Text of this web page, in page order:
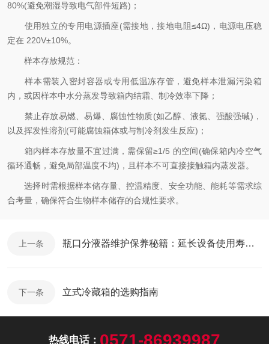
80%(避免潮湿导致电气部件短路)；
使用独立的专用电源插座(需接地，接地电阻≤4Ω)，电源电压稳
定在 220V±10%。
样本存放规范：
样本需装入密封容器或专用低温冻存管，避免样本泄漏污染箱
内，或因样本中水分蒸发导致箱内结霜、制冷效率下降；
禁止存放易燃、易爆、腐蚀性物质(如乙醇、液氮、强酸强碱)，
以及挥发性溶剂(可能腐蚀箱体或与制冷剂发生反应)；
箱内样本存放量不宜过满，需保留≥1/5 的空间(确保箱内冷空气
循环通畅，避免局部温度不均)，且样本不可直接接触箱内蒸发器。
选择时需根据样本储存量、控温精度、安全功能、能耗等需求综
合考量，确保符合生物样本储存的合规性要求。
上一条 瓶口分液器维护保养秘籍：延长设备使用寿命的方法
下一条 立式冷藏箱的选购指南
热线电话： 0571-86939987